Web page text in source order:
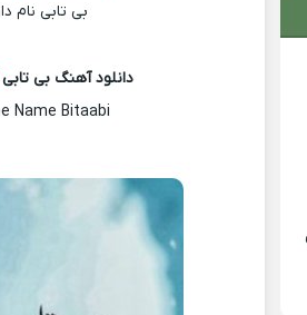
بی تابی نام
دانلود آهنگ بی
Name Bitaabi